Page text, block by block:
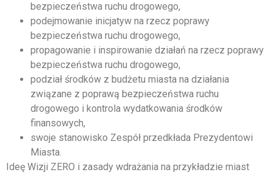
bezpieczeństwa ruchu drogowego,
podejmowanie inicjatyw na rzecz poprawy
bezpieczeństwa ruchu drogowego,
propagowanie i inspirowanie działań na rzecz poprawy
bezpieczeństwa ruchu drogowego,
podział środków z budżetu miasta na działania
związane z poprawą bezpieczeństwa ruchu
drogowego i kontrola wydatkowania środków
finansowych,
swoje stanowisko Zespół przedkłada Prezydentowi
Miasta.
Ideę Wizji ZERO i zasady wdrażania na przykładzie miast